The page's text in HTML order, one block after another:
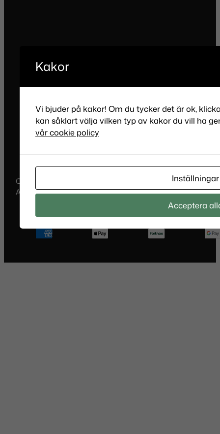
Copyright © 2011-2025, Annika Bertilsdotter Guldsmed
AB •
Cookies• Produktion:GoldLife.
Kakor
Vi bjuder på kakor! Om du tycker det är ok,
kan såklart välja vilken typ av kakor du vill ha
vår cookie policy
Inställningar
Acceptera